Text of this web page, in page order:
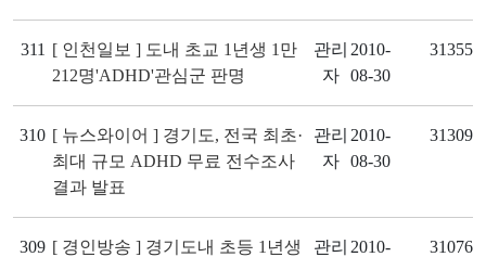
311 [ 인천일보 ] 도내 초교 1년생 1만
212명'ADHD'관심군 판명
관리
자
2010-
08-30
31355
310 [ 뉴스와이어 ] 경기도, 전국 최초·
최대 규모 ADHD 무료 전수조사
결과 발표
관리
자
2010-
08-30
31309
309 [ 경인방송 ] 경기도내 초등 1년생
관리 2010-
31076